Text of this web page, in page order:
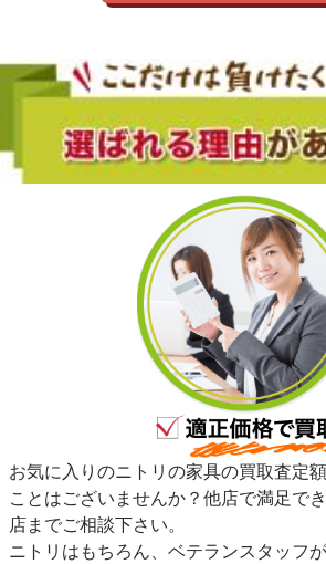
お気に入りのニトリの家具の買取査定
ことはございませんか？他店で満足で
店までご相談下さい。
ニトリはもちろん、ベテランスタッフ